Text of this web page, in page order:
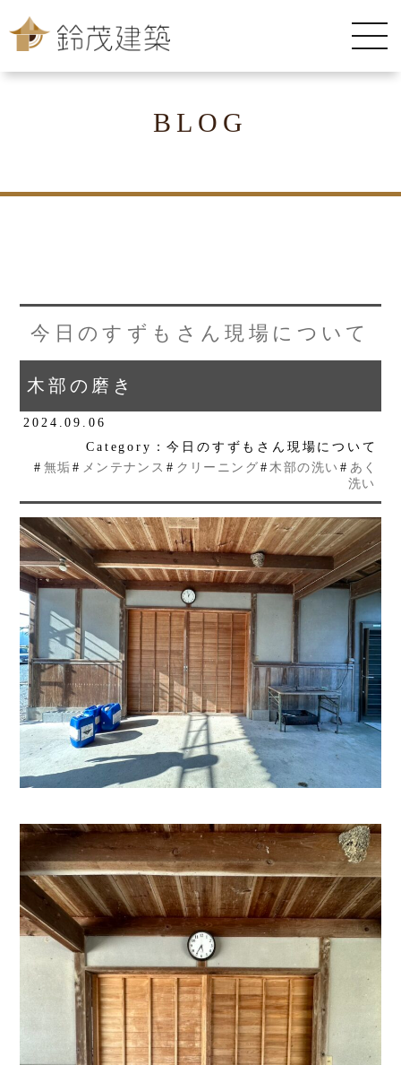
BLOG
今日のすずもさん現場について
木部の磨き
2024.09.06
Category：今日のすずもさん現場について
# 無垢 # メンテナンス # クリーニング # 木部の洗い # あく
洗い